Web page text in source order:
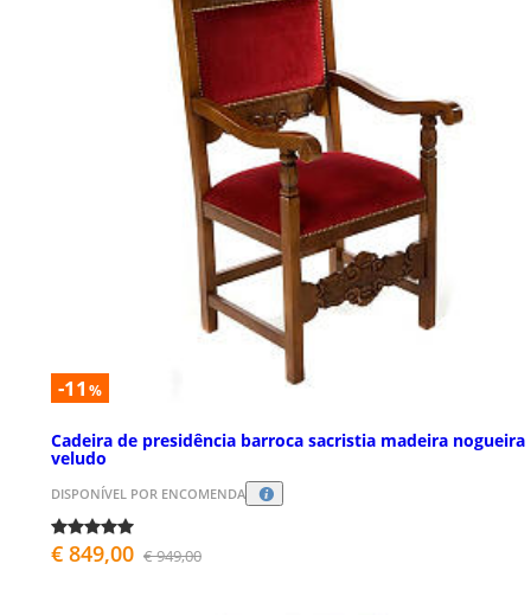
-11 %
Cadeira de presidência barroca sacristia madeira nogueira
veludo
DISPONÍVEL POR ENCOMENDA
€ 849,00 € 949,00